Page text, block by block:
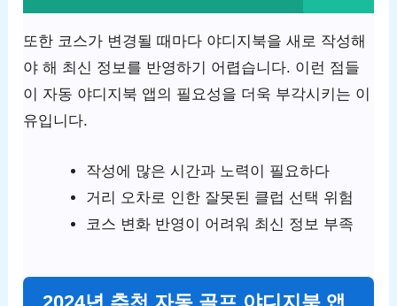
또한 코스가 변경될 때마다 야디지북을 새로 작성해
야 해 최신 정보를 반영하기 어렵습니다. 이런 점들
이 자동 야디지북 앱의 필요성을 더욱 부각시키는 이
유입니다.
작성에 많은 시간과 노력이 필요하다
거리 오차로 인한 잘못된 클럽 선택 위험
코스 변화 반영이 어려워 최신 정보 부족